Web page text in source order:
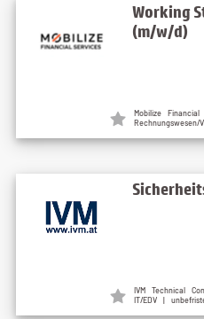
Working
(m/w/d)
Mobilize
IVM Technical
IT/EDV |